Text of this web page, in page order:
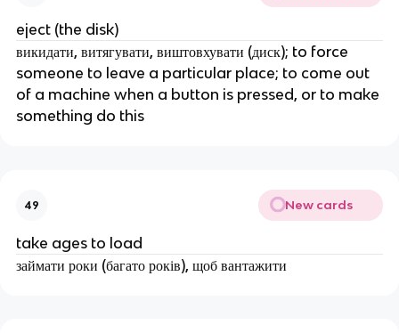
eject (the disk)
викидати, витягувати, виштовхувати (диск); to force
someone to leave a particular place; to come out
of a machine when a button is pressed, or to make
something do this
49 New cards
take ages to load
займати роки (багато років), щоб вантажити